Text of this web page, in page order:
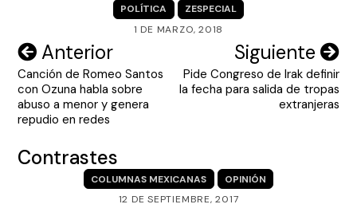
POLÍTICA
ZESPECIAL
1 DE MARZO, 2018
Navegación
de
entradas
Anterior
Canción de Romeo Santos
con Ozuna habla sobre
abuso a menor y genera
repudio en redes
Siguiente
Pide Congreso de Irak definir
la fecha para salida de tropas
extranjeras
Contrastes
COLUMNAS MEXICANAS
OPINIÓN
12 DE SEPTIEMBRE, 2017